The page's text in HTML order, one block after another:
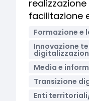
facilitazione
Formazione e
Innovazione
Media e
Transizione
Enti